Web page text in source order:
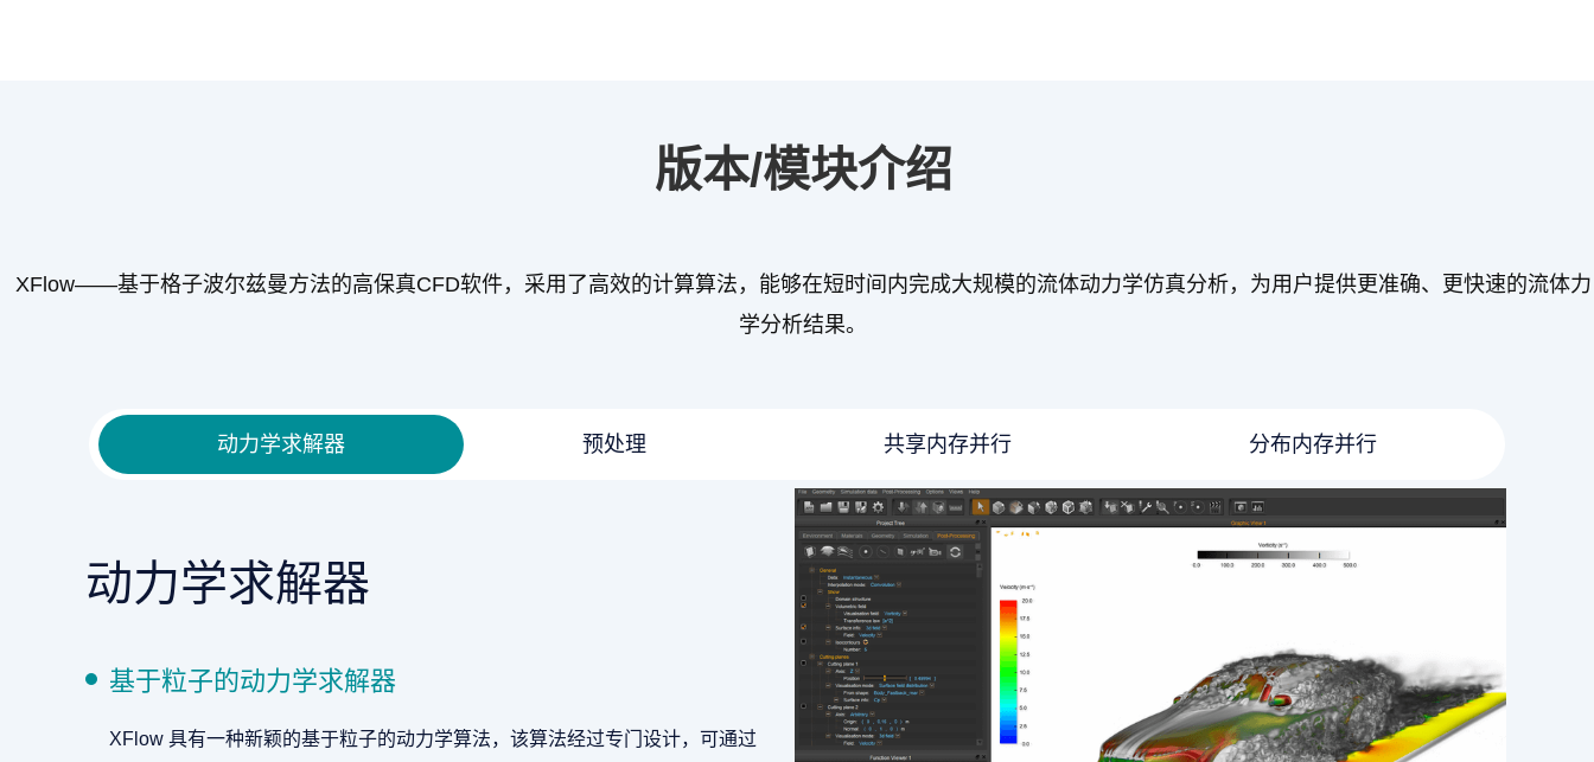
版本/模块介绍
XFlow——基于格子波尔兹曼方法的高保真CFD软件，采用了高效的计算算法，能够在短时间内完成大规模的流体动力学仿真分析，为用户提供更准确、更快速的流体力
学分析结果。
动力学求解器 预处理 共享内存并行 分布内存并行
动力学求解器
基于粒子的动力学求解器
XFlow 具有一种新颖的基于粒子的动力学算法，该算法经过专门设计，可通过